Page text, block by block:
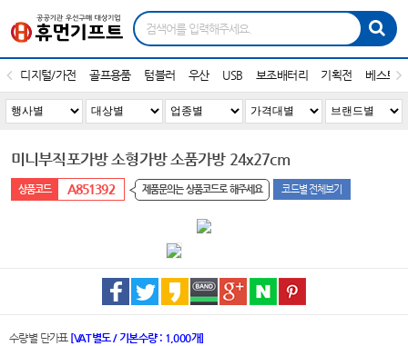
디지털/가전 골프용품 텀블러 우산 USB 보조배터리 기획전 베스트
미니부직포가방 소형가방 소품가방 24x27cm
A851392 제품문의는 상품코드로 해주세요 코드별 전체보기
수량별 단가표 [VAT별도 / 기본수량 : 1,000개]